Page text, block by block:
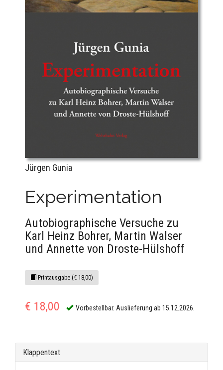
Jürgen Gunia
Experimentation
Autobiographische Versuche zu
Karl Heinz Bohrer, Martin Walser
und Annette von Droste-Hülshoff
Printausgabe (€ 18,00)
€ 18,00 Vorbestellbar. Auslieferung ab 15.12.2026.
Klappentext